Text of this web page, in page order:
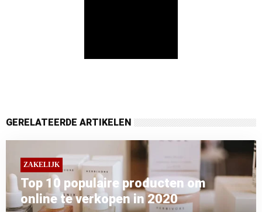
GERELATEERDE ARTIKELEN
ZAKELIJK
Top 10 populaire producten om
online te verkopen in 2020